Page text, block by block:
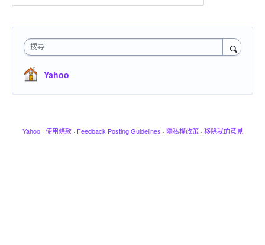
搜尋
Yahoo
Yahoo · 使用條款 · Feedback Posting Guidelines · 隱私權政策 · 移除我的意見